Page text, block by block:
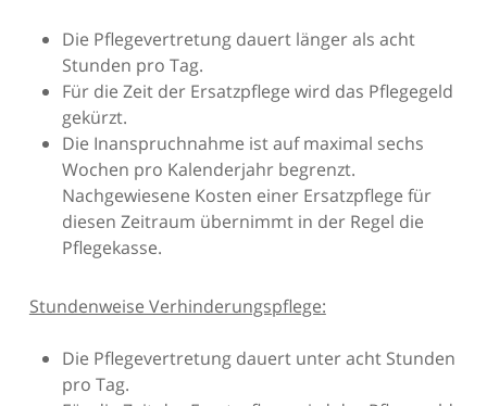
Die Pflegevertretung dauert länger als acht
Stunden pro Tag.
Für die Zeit der Ersatzpflege wird das Pflegegeld
gekürzt.
Die Inanspruchnahme ist auf maximal sechs
Wochen pro Kalenderjahr begrenzt.
Nachgewiesene Kosten einer Ersatzpflege für
diesen Zeitraum übernimmt in der Regel die
Pflegekasse.
Stundenweise Verhinderungspflege:
Die Pflegevertretung dauert unter acht Stunden
pro Tag.